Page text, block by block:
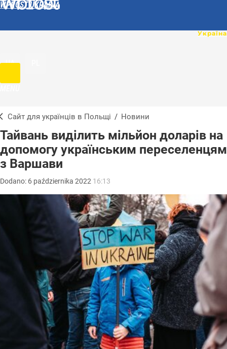
WPROST UKRAINA
UA
Сайт для українців в Польщі / Новини
Тайвань виділить мільйон доларів на
допомогу українським переселенцям
з Варшави
Dodano: 6 października 2022 16:13